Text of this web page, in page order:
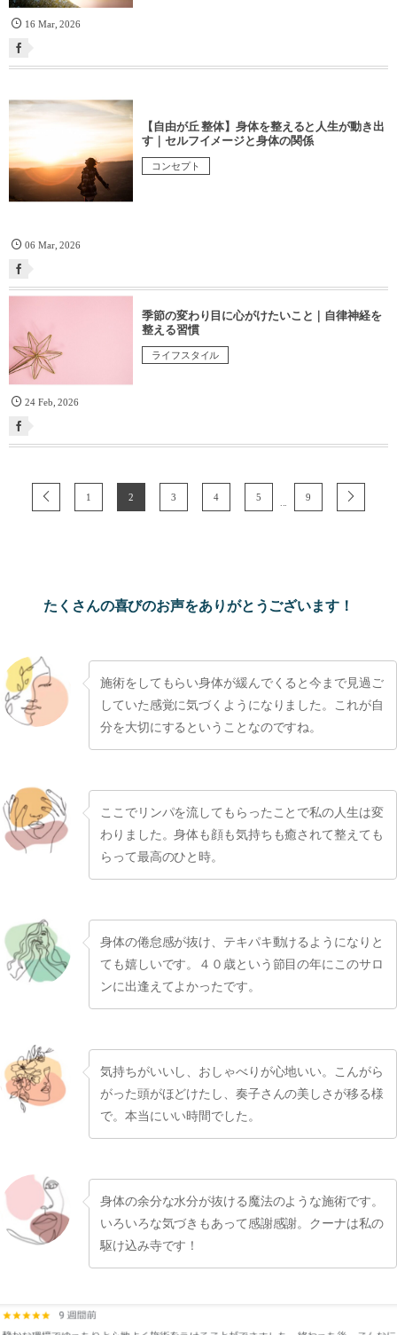
16 Mar,2026
【自由が丘 整体】身体を整えると人生が動き出
す｜セルフイメージと身体の関係
コンセプト
06 Mar,2026
季節の変わり目に心がけたいこと｜自律神経を
整える習慣
ライフスタイル
24 Feb ,2026
1 2 3 4 5
...
9
たくさんの喜びのお声をありがとうございます！
施術をしてもらい身体が緩んでくると今まで見過ご
していた感覚に気づくようになりました。これが自
分を大切にするということなのですね。
ここでリンパを流してもらったことで私の人生は変
わりました。身体も顔も気持ちも癒されて整えても
らって最高のひと時。
身体の倦怠感が抜け、テキパキ動けるようになりと
ても嬉しいです。４０歳という節目の年にこのサロ
ンに出逢えてよかったです。
気持ちがいいし、おしゃべりが心地いい。こんがら
がった頭がほどけたし、奏子さんの美しさが移る様
で。本当にいい時間でした。
身体の余分な水分が抜ける魔法のような施術です。
いろいろな気づきもあって感謝感謝。クーナは私の
駆け込み寺です！